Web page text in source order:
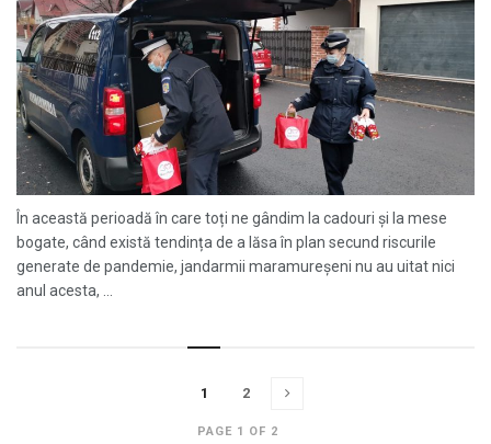
În această perioadă în care toți ne gândim la cadouri și la mese
bogate, când există tendința de a lăsa în plan secund riscurile
generate de pandemie, jandarmii maramureșeni nu au uitat nici
anul acesta, ...
PAGE 1 OF 2
1 2